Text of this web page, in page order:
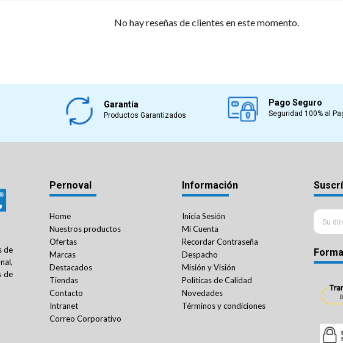
No hay reseñas de clientes en este momento.
Garantía
Productos Garantizados
Pago Seguro
Seguridad 100% al
de
de
Pernoval
Home
Nuestros productos
Ofertas
Marcas
Destacados
Tiendas
Contacto
Intranet
Correo Corporativo
Información
Inicia Sesión
Mi Cuenta
Recordar Contraseña
Despacho
Misión y Visión
Políticas de Calidad
Novedades
Términos y condiciones